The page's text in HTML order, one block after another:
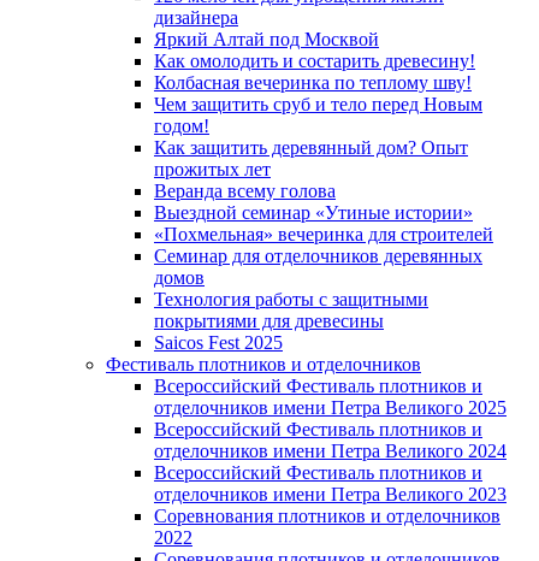
дизайнера
Яркий Алтай под Москвой
Как омолодить и состарить древесину!
Колбасная вечеринка по теплому шву!
Чем защитить сруб и тело перед Новым
годом!
Как защитить деревянный дом? Опыт
прожитых лет
Веранда всему голова
Выездной семинар «Утиные истории»
«Похмельная» вечеринка для строителей
Семинар для отделочников деревянных
домов
Технология работы с защитными
покрытиями для древесины
Saicos Fest 2025
Фестиваль плотников и отделочников
Всероссийский Фестиваль плотников и
отделочников имени Петра Великого 2025
Всероссийский Фестиваль плотников и
отделочников имени Петра Великого 2024
Всероссийский Фестиваль плотников и
отделочников имени Петра Великого 2023
Соревнования плотников и отделочников
2022